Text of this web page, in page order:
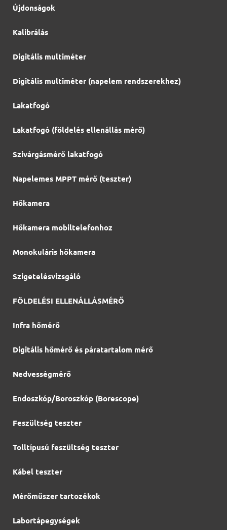
Újdonságok
Kalibrálás
Digitális multiméter
Digitális multiméter (napelem rendszerekhez)
Lakatfogó
Lakatfogó (földelés ellenállás mérő)
Szivárgásmérő lakatfogó
Napelemes MPPT mérő (teszter)
Hőkamera
Hőkamera mobiltelefonhoz
Monokuláris hőkamera
Szigetelésvizsgáló
FÖLDELÉSI ELLENÁLLÁSMÉRŐ
Infra hőmérő
Digitális hőmérő és páratartalom mérő
Nedvességmérő
Endoszkóp/Boroszkóp (Borescope)
Feszültség teszter
Tolltípusú feszültség teszter
Kábel teszter
Mérőműszer tartozékok
Labortápegységek